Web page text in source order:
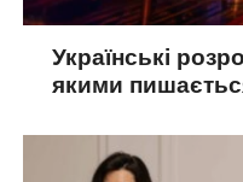
Українські
якими